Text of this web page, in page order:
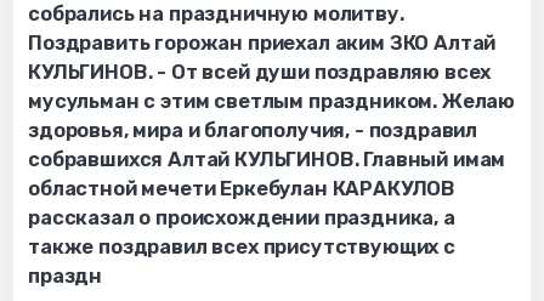
собрались на праздничную молитву.
Поздравить горожан приехал аким ЗКО Алтай
КУЛЬГИНОВ. - От всей души поздравляю всех
мусульман с этим светлым праздником. Желаю
здоровья, мира и благополучия, - поздравил
собравшихся Алтай КУЛЬГИНОВ. Главный имам
областной мечети Еркебулан КАРАКУЛОВ
рассказал о происхождении праздника, а
также поздравил всех присутствующих с
праздн